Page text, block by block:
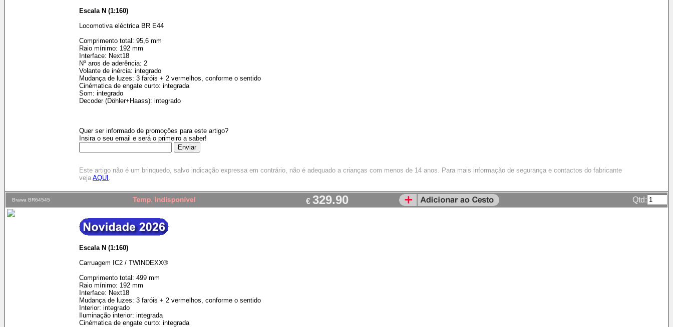
Escala N (1:160)
Locomotiva eléctrica BR E44
Comprimento total: 95,6 mm
Raio mínimo: 192 mm
Interface: Next18
Nº aros de aderência: 2
Volante de inércia: integrado
Mudança de luzes: 3 faróis + 2 vermelhos, conforme o sentido
Cinématica de engate curto: integrada
Som: integrado
Decoder (Döhler+Haass): integrado
Quer ser informado de promoções para este artigo?
Insira o seu email e será o primeiro a saber!
Este artigo não é um brinquedo, salvo indicação expressa em contrário, não é adequado a crianças com menos de 14 anos. Para mais informação de segurança e contactos do fabricante
veja AQUI .
Brawa BR64545 € 329.90 Qtd:
Escala N (1:160)
Carruagem IC2 / TWINDEXX®
Comprimento total: 499 mm
Raio mínimo: 192 mm
Interface: Next18
Mudança de luzes: 3 faróis + 2 vermelhos, conforme o sentido
Interior: integrado
Iluminação interior: integrada
Cinématica de engate curto: integrada